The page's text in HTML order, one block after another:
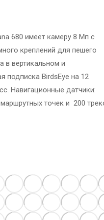
680 имеет камеру 8 Мп с
креплений для пешего
в вертикальном и
подписка BirdsEye на 12
Навигационные датчики:
точек и 200